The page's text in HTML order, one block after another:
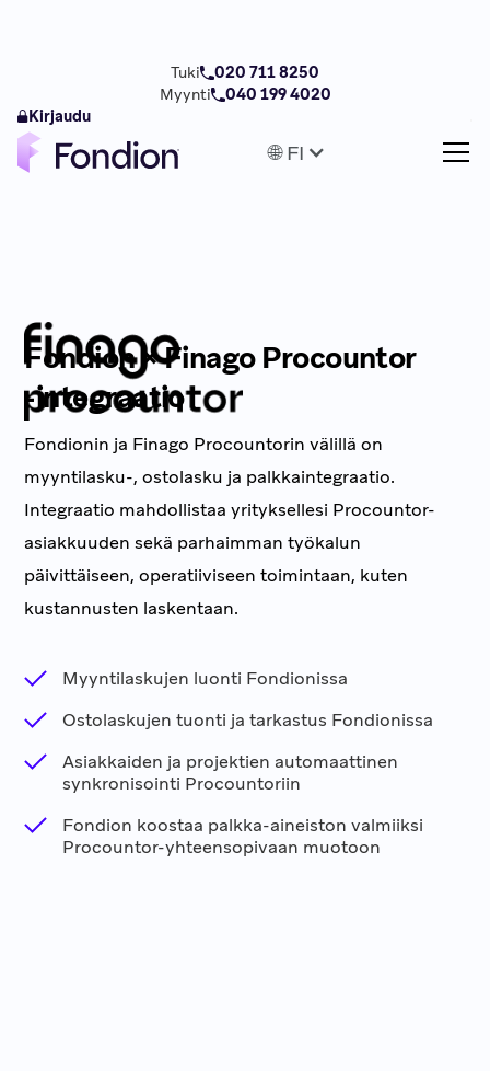
🌐 FI
Tuki
020 711 8250
Myynti
040 199 4020
Kirjaudu
Fondion × Finago Procountor
-integraatio
Fondionin ja Finago Procountorin välillä on
myyntilasku-, ostolasku ja palkkaintegraatio.
Integraatio mahdollistaa yrityksellesi Procountor-
asiakkuuden sekä parhaimman työkalun
päivittäiseen, operatiiviseen toimintaan, kuten
kustannusten laskentaan.
Myyntilaskujen luonti Fondionissa
Ostolaskujen tuonti ja tarkastus Fondionissa
Asiakkaiden ja projektien automaattinen
synkronisointi Procountoriin
Fondion koostaa palkka-aineiston valmiiksi
Procountor-yhteensopivaan muotoon